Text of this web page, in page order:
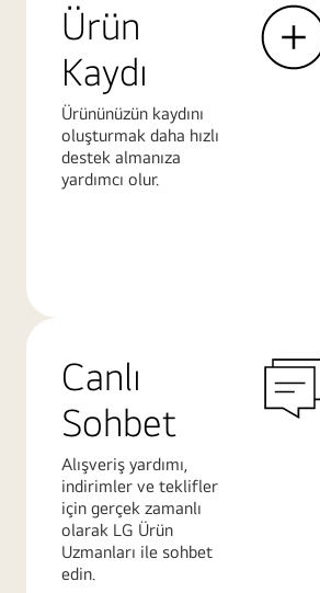
Ürün
Kaydı
Ürününüzün kaydını
oluşturmak daha hızlı
destek almanıza
yardımcı olur.
Canlı
Sohbet
Alışveriş yardımı,
indirimler ve teklifler
için gerçek zamanlı
olarak LG Ürün
Uzmanları ile sohbet
edin.